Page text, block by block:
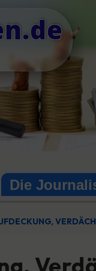
Die